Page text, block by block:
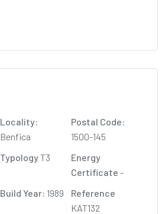
Locality:
Benfica
Postal Code:
1500-145
TypologyT3
Energy
Certificate -
Build Year: 1989
Reference
KAT132